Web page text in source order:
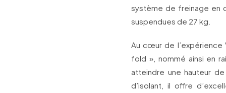
système de freinage en
suspendues de 27 kg.
Au cœur de
fold », nommé ainsi en
atteindre une hauteur
d’isolant, il offre